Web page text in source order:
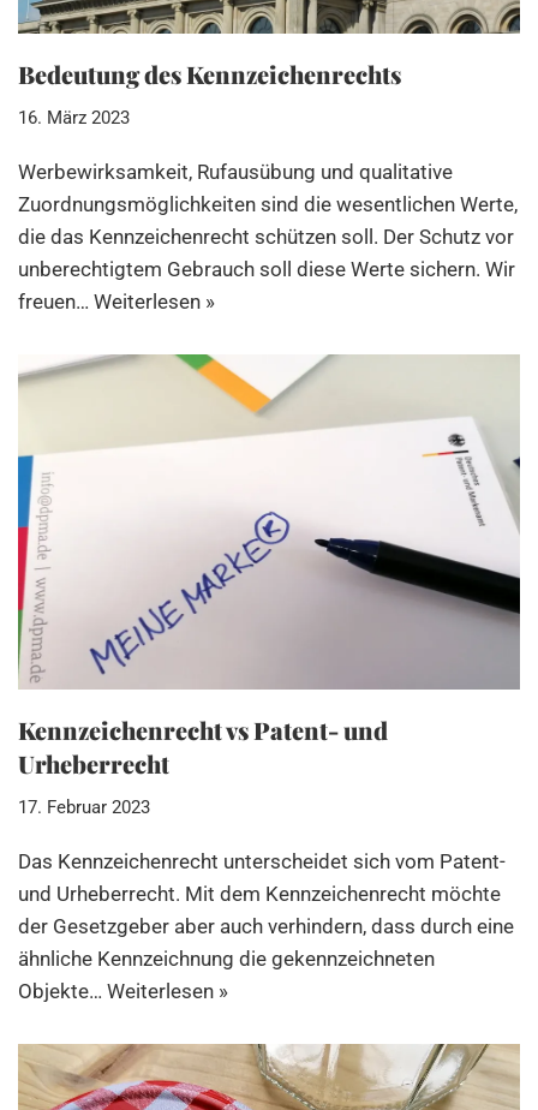
Bedeutung des Kennzeichenrechts
16. März 2023
Werbewirksamkeit, Rufausübung und qualitative
Zuordnungsmöglichkeiten sind die wesentlichen Werte,
die das Kennzeichenrecht schützen soll. Der Schutz vor
unberechtigtem Gebrauch soll diese Werte sichern. Wir
freuen… Weiterlesen »
Kennzeichenrecht vs Patent- und
Urheberrecht
17. Februar 2023
Das Kennzeichenrecht unterscheidet sich vom Patent-
und Urheberrecht. Mit dem Kennzeichenrecht möchte
der Gesetzgeber aber auch verhindern, dass durch eine
ähnliche Kennzeichnung die gekennzeichneten
Objekte… Weiterlesen »